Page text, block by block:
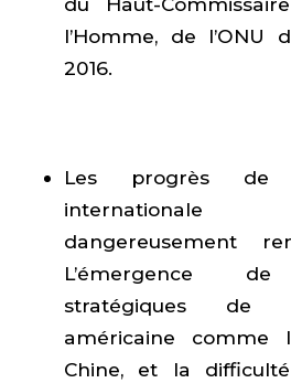
l’Homme, de l’ONU
2016.
Les progrès de
dangereusement
L’émergence de
stratégiques de
américaine comme
Chine, et la